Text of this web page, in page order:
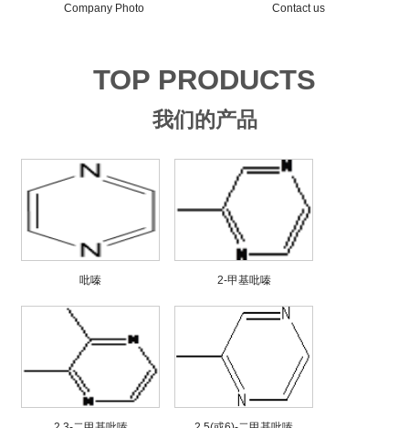
Company Photo Contact us
TOP PRODUCTS
我们的产品
吡嗪 2-甲基吡嗪